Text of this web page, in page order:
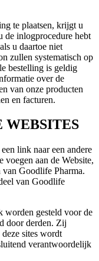
te plaatsen, krijgt u
de inlogprocedure hebt
u daartoe niet
zullen systematisch op
bestelling is geldig
over de
van onze producten
en facturen.
WEBSITES
link naar een andere
voegen aan de Website,
Goodlife Pharma.
van Goodlife
worden gesteld voor de
door derden. Zij
sites wordt
verantwoordelijk